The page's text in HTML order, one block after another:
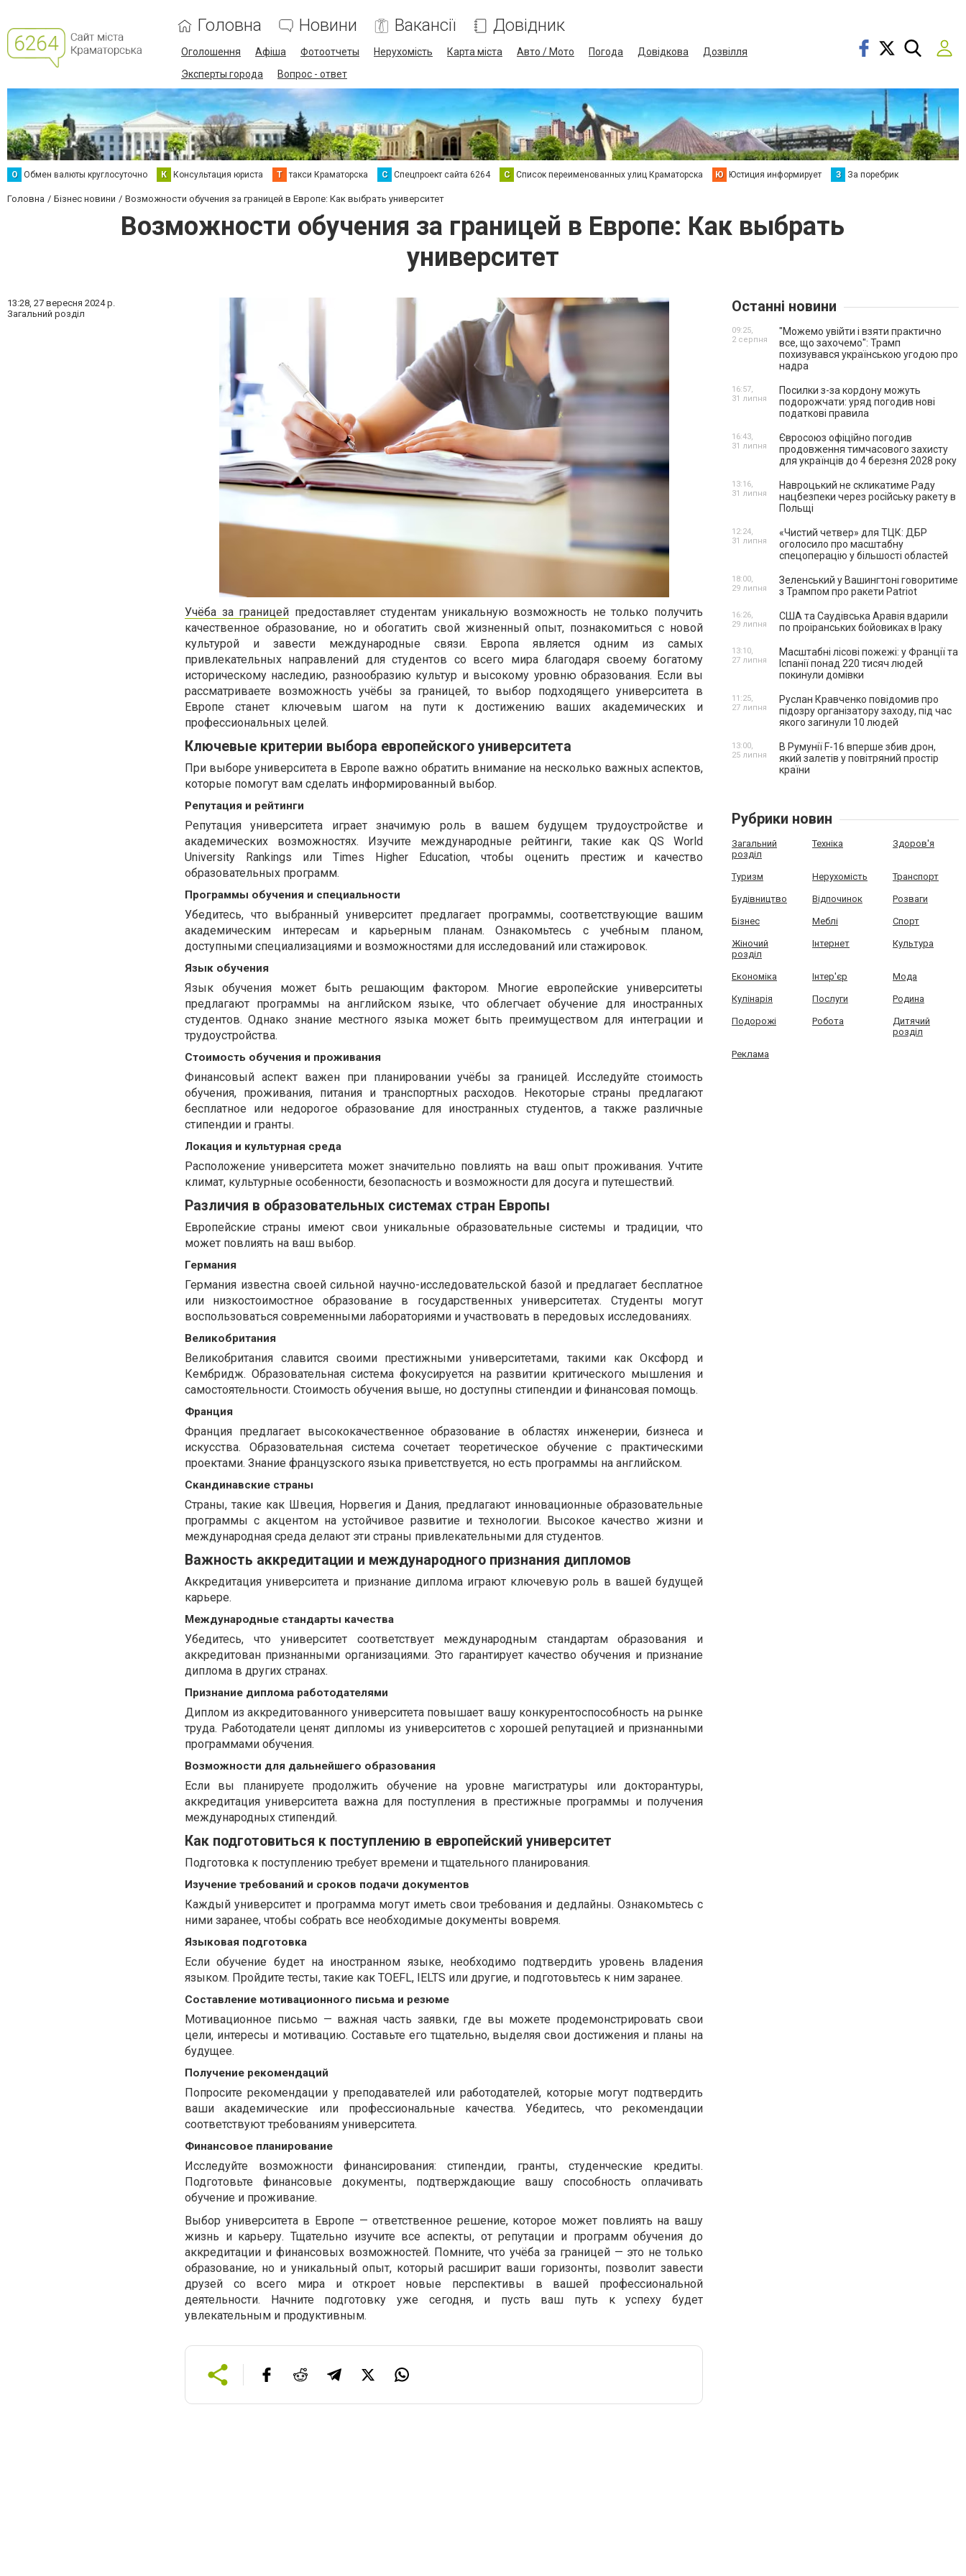
Головна Новини Вакансії Довідник
Оголошення Афіша Фотоотчеты Нерухомість Карта міста Авто / Мото Погода Довідкова
Дозвілля
Эксперты города
Вопрос - ответ
О Обмен валюты круглосуточно К Консультация юриста Т такси Краматорска С Спецпроект сайта 6264 С Список переименованных улиц Краматорска Ю Юстиция информирует З За поребрик
Головна Бізнес новини Возможности обучения за границей в Европе: Как выбрать университет
Возможности обучения за границей в Европе: Как выбрать
университет
13:28, 27 вересня 2024 р.
Загальний розділ
Учёба за границей предоставляет студентам уникальную возможность не только получить
качественное образование, но и обогатить свой жизненный опыт, познакомиться с новой
культурой и завести международные связи. Европа является одним из самых
привлекательных направлений для студентов со всего мира благодаря своему богатому
историческому наследию, разнообразию культур и высокому уровню образования. Если вы
рассматриваете возможность учёбы за границей, то выбор подходящего университета в
Европе станет ключевым шагом на пути к достижению ваших академических и
профессиональных целей.
Ключевые критерии выбора европейского университета
При выборе университета в Европе важно обратить внимание на несколько важных аспектов,
которые помогут вам сделать информированный выбор.
Репутация и рейтинги
Репутация университета играет значимую роль в вашем будущем трудоустройстве и
академических возможностях. Изучите международные рейтинги, такие как QS World
University Rankings или Times Higher Education, чтобы оценить престиж и качество
образовательных программ.
Программы обучения и специальности
Убедитесь, что выбранный университет предлагает программы, соответствующие вашим
академическим интересам и карьерным планам. Ознакомьтесь с учебным планом,
доступными специализациями и возможностями для исследований или стажировок.
Язык обучения
Язык обучения может быть решающим фактором. Многие европейские университеты
предлагают программы на английском языке, что облегчает обучение для иностранных
студентов. Однако знание местного языка может быть преимуществом для интеграции и
трудоустройства.
Стоимость обучения и проживания
Финансовый аспект важен при планировании учёбы за границей. Исследуйте стоимость
обучения, проживания, питания и транспортных расходов. Некоторые страны предлагают
бесплатное или недорогое образование для иностранных студентов, а также различные
стипендии и гранты.
Локация и культурная среда
Расположение университета может значительно повлиять на ваш опыт проживания. Учтите
климат, культурные особенности, безопасность и возможности для досуга и путешествий.
Различия в образовательных системах стран Европы
Европейские страны имеют свои уникальные образовательные системы и традиции, что
может повлиять на ваш выбор.
Германия
Германия известна своей сильной научно-исследовательской базой и предлагает бесплатное
или низкостоимостное образование в государственных университетах. Студенты могут
воспользоваться современными лабораториями и участвовать в передовых исследованиях.
Великобритания
Великобритания славится своими престижными университетами, такими как Оксфорд и
Кембридж. Образовательная система фокусируется на развитии критического мышления и
самостоятельности. Стоимость обучения выше, но доступны стипендии и финансовая помощь.
Франция
Франция предлагает высококачественное образование в областях инженерии, бизнеса и
искусства. Образовательная система сочетает теоретическое обучение с практическими
проектами. Знание французского языка приветствуется, но есть программы на английском.
Скандинавские страны
Страны, такие как Швеция, Норвегия и Дания, предлагают инновационные образовательные
программы с акцентом на устойчивое развитие и технологии. Высокое качество жизни и
международная среда делают эти страны привлекательными для студентов.
Важность аккредитации и международного признания дипломов
Аккредитация университета и признание диплома играют ключевую роль в вашей будущей
карьере.
Международные стандарты качества
Убедитесь, что университет соответствует международным стандартам образования и
аккредитован признанными организациями. Это гарантирует качество обучения и признание
диплома в других странах.
Признание диплома работодателями
Диплом из аккредитованного университета повышает вашу конкурентоспособность на рынке
труда. Работодатели ценят дипломы из университетов с хорошей репутацией и признанными
программами обучения.
Возможности для дальнейшего образования
Если вы планируете продолжить обучение на уровне магистратуры или докторантуры,
аккредитация университета важна для поступления в престижные программы и получения
международных стипендий.
Как подготовиться к поступлению в европейский университет
Подготовка к поступлению требует времени и тщательного планирования.
Изучение требований и сроков подачи документов
Каждый университет и программа могут иметь свои требования и дедлайны. Ознакомьтесь с
ними заранее, чтобы собрать все необходимые документы вовремя.
Языковая подготовка
Если обучение будет на иностранном языке, необходимо подтвердить уровень владения
языком. Пройдите тесты, такие как TOEFL, IELTS или другие, и подготовьтесь к ним заранее.
Составление мотивационного письма и резюме
Мотивационное письмо — важная часть заявки, где вы можете продемонстрировать свои
цели, интересы и мотивацию. Составьте его тщательно, выделяя свои достижения и планы на
будущее.
Получение рекомендаций
Попросите рекомендации у преподавателей или работодателей, которые могут подтвердить
ваши академические или профессиональные качества. Убедитесь, что рекомендации
соответствуют требованиям университета.
Финансовое планирование
Исследуйте возможности финансирования: стипендии, гранты, студенческие кредиты.
Подготовьте финансовые документы, подтверждающие вашу способность оплачивать
обучение и проживание.
Выбор университета в Европе — ответственное решение, которое может повлиять на вашу
жизнь и карьеру. Тщательно изучите все аспекты, от репутации и программ обучения до
аккредитации и финансовых возможностей. Помните, что учёба за границей — это не только
образование, но и уникальный опыт, который расширит ваши горизонты, позволит завести
друзей со всего мира и откроет новые перспективы в вашей профессиональной
деятельности. Начните подготовку уже сегодня, и пусть ваш путь к успеху будет
увлекательным и продуктивным.
Останні новини
"Можемо увійти і взяти практично
все, що захочемо": Трамп
похизувався українською угодою про
надра
09:25,
2 серпня
Посилки з-за кордону можуть
подорожчати: уряд погодив нові
податкові правила
16:57,
31 липня
Євросоюз офіційно погодив
продовження тимчасового захисту
для українців до 4 березня 2028 року
16:43,
31 липня
Навроцький не скликатиме Раду
нацбезпеки через російську ракету в
Польщі
13:16,
31 липня
«Чистий четвер» для ТЦК: ДБР
оголосило про масштабну
спецоперацію у більшості областей
12:24,
31 липня
Зеленський у Вашингтоні говоритиме
з Трампом про ракети Patriot
18:00,
29 липня
США та Саудівська Аравія вдарили
по проіранських бойовиках в Іраку
16:26,
29 липня
Масштабні лісові пожежі: у Франції та
Іспанії понад 220 тисяч людей
покинули домівки
13:10,
27 липня
Руслан Кравченко повідомив про
підозру організатору заходу, під час
якого загинули 10 людей
11:25,
27 липня
В Румунії F-16 вперше збив дрон,
який залетів у повітряний простір
країни
13:00,
25 липня
Рубрики новин
Загальний
розділ
Техніка Здоров'я
Туризм Нерухомість Транспорт
Будівництво Відпочинок Розваги
Бізнес Меблі Спорт
Жіночий
розділ
Інтернет Культура
Економіка Інтер'єр Мода
Кулінарія Послуги Родина
Подорожі Робота
Дитячий
розділ
Реклама